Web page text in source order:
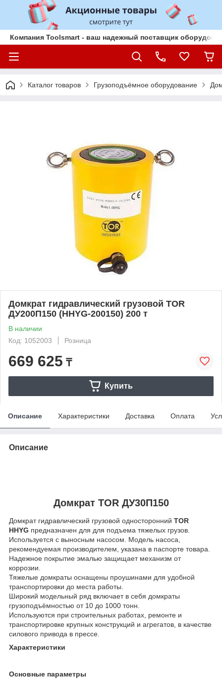
Компания Toolsmart - ваш надежный поставщик
Каталог товаров Грузоподъёмное оборудование
Домкрат гидравлический грузовой TOR
ДУ200П150 (HHYG-200150) 200 т
В наличии
Код: 1052003
Розница
669 625 ₸
Купить
Описание Характеристики Доставка Оплата
Описание
Домкрат TOR ДУ30П150
Домкрат гидравлический грузовой односторонний TOR
HHYG предназначен для для подъема тяжелых грузов.
Используется с выносным насосом. Модель насоса,
рекомендуемая производителем, указана в паспорте товара.
Надежное покрытие эмалью защищает механизм от
коррозии.
Тяжелые домкраты оснащены проушинами для удобной
транспортировки до места работы.
Широкий модельный ряд включает в себя домкраты
грузоподъёмностью от 10 до 1000 тонн.
Используются при строительных работах, ремонте и
транспортировке крупных конструкций и агрегатов, в качестве
силового привода в прессе.
Характеристики
Основные параметры